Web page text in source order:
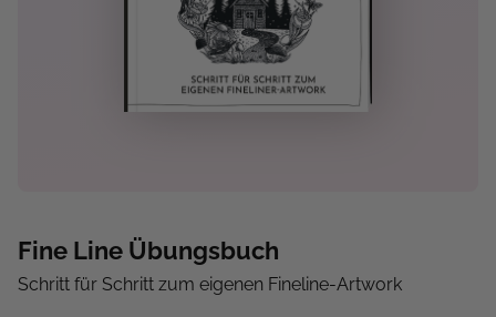
Fine Line Übungsbuch
Schritt für Schritt zum eigenen Fineline-Artwork